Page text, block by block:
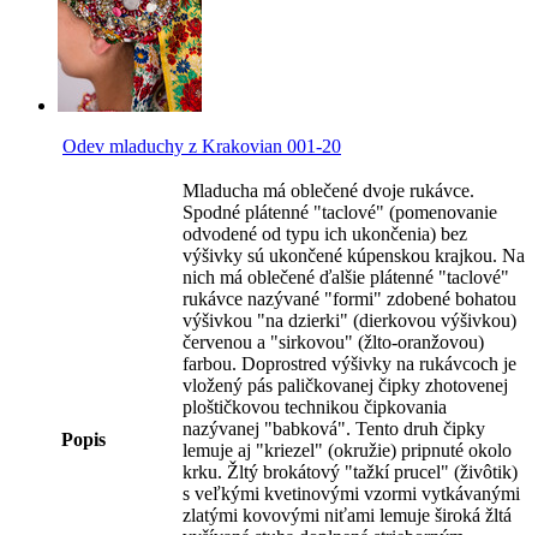
Odev mladuchy z Krakovian 001-20
Popis
Mladucha má oblečené dvoje rukávce.
Spodné plátenné "taclové" (pomenovanie
odvodené od typu ich ukončenia) bez
výšivky sú ukončené kúpenskou krajkou. Na
nich má oblečené ďalšie plátenné "taclové"
rukávce nazývané "formi" zdobené bohatou
výšivkou "na dzierki" (dierkovou výšivkou)
červenou a "sirkovou" (žlto-oranžovou)
farbou. Doprostred výšivky na rukávcoch je
vložený pás paličkovanej čipky zhotovenej
ploštičkovou technikou čipkovania
nazývanej "babková". Tento druh čipky
lemuje aj "kriezel" (okružie) pripnuté okolo
krku. Žltý brokátový "tažkí prucel" (živôtik)
s veľkými kvetinovými vzormi vytkávanými
zlatými kovovými niťami lemuje široká žltá